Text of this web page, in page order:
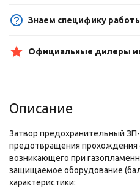
Знаем специфику
Официальные дилеры
Описание
Затвор предохранительный
предотвращения прохождения
возникающего при
защищаемое оборудование
характеристики: